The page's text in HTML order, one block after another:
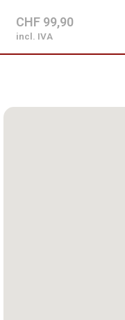
CHF 99,90
incl. IVA